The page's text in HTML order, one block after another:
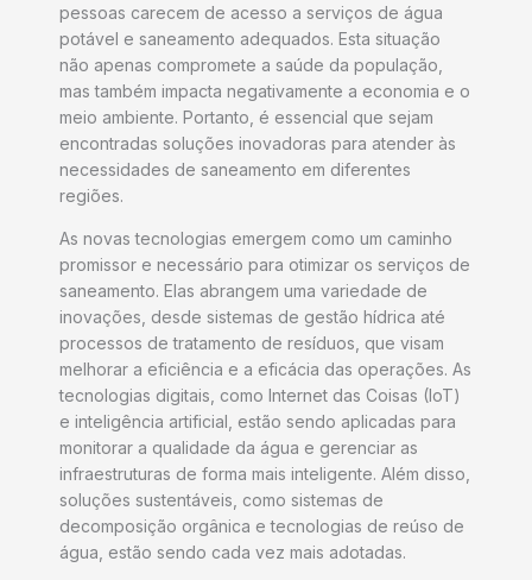
pessoas carecem de acesso a serviços de água
potável e saneamento adequados. Esta situação
não apenas compromete a saúde da população,
mas também impacta negativamente a economia e o
meio ambiente. Portanto, é essencial que sejam
encontradas soluções inovadoras para atender às
necessidades de saneamento em diferentes
regiões.
As novas tecnologias emergem como um caminho
promissor e necessário para otimizar os serviços de
saneamento. Elas abrangem uma variedade de
inovações, desde sistemas de gestão hídrica até
processos de tratamento de resíduos, que visam
melhorar a eficiência e a eficácia das operações. As
tecnologias digitais, como Internet das Coisas (IoT)
e inteligência artificial, estão sendo aplicadas para
monitorar a qualidade da água e gerenciar as
infraestruturas de forma mais inteligente. Além disso,
soluções sustentáveis, como sistemas de
decomposição orgânica e tecnologias de reúso de
água, estão sendo cada vez mais adotadas.